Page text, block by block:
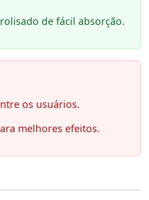
de fácil absorção.
os usuários.
melhores efeitos.